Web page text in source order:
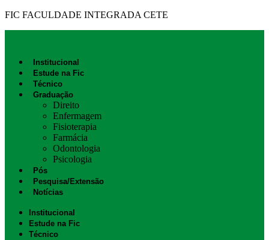
FIC FACULDADE INTEGRADA CETE
Institucional
Estude na Fic
Técnico
Graduação
Direito
Enfermagem
Fisioterapia
Farmácia
Odontologia
Psicologia
Pós
Pesquisa/Extensão
Notícias
Institucional
Estude na Fic
Técnico